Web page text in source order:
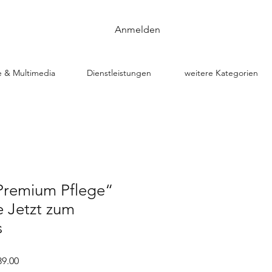
Anmelden
& Multimedia Dienstleistungen weitere Kategorien
Pflege“
Jetzt zum
Sale-